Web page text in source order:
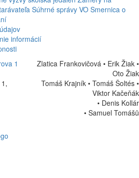
Súhrné správy VO Smernica o
informácií
Zlatica Frankovičová • Erik Žiak •
Oto Žiak
Tomáš Krajník • Tomáš Šoltés •
Viktor Kačeňák
• Denis Kollár
• Samuel Tomášů